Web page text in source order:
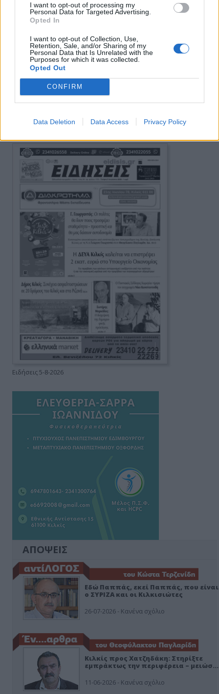
I want to opt-out of processing my
Personal Data for Targeted Advertising.
Opted In
I want to opt-out of Collection, Use,
Retention, Sale, and/or Sharing of my
Personal Data that Is Unrelated with the
Purposes for which it was collected.
Opted Out
CONFIRM
Data Deletion Data Access Privacy Policy
Πρωινή 5-8-2026
Ειδήσεις 5-8-2026
ΑΠΟΨΕΙΣ
Εδώ Παππάς, εκεί Παππάς, που είναι
ο ΣΥΡΙΖΑ και οι Κιλκισιώτες
26-07-2026 - Κανένα σχόλιο
Κιλκίς προς Χατζηδάκη: Στηρίξτε
εμπράκτως την περιφέρεια – μειώσ…
11-06-2026 - Κανένα σχόλιο